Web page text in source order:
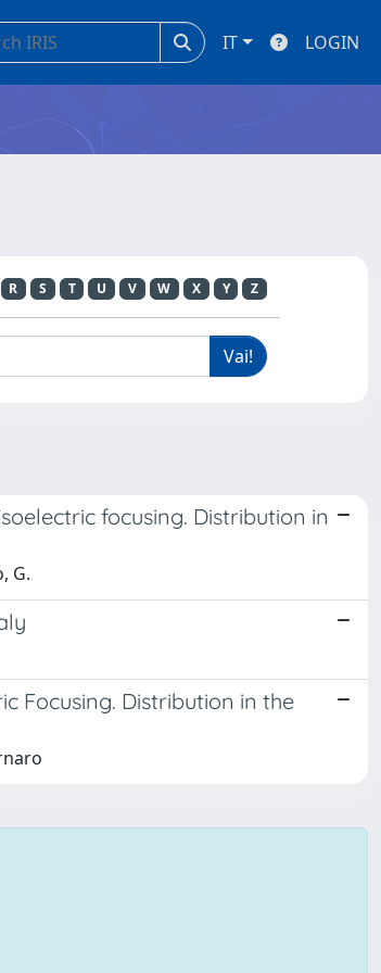
IT LOGIN
R S T U V W X Y Z
focusing. Distribution in
G.
Focusing. Distribution in the